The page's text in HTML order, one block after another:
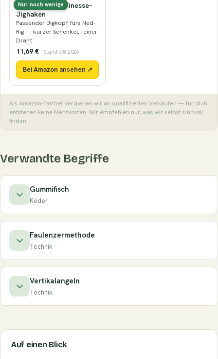
Nur noch wenige
Nays ND Head Finesse-
Jighaken
Passender Jigkopf fürs Ned-
Rig — kurzer Schenkel, feiner
Draht.
11,69 € · Stand 6.8.2026
Bei Amazon ansehen ↗
Als Amazon-Partner verdienen wir an qualifizierten Verkäufen — für dich
entstehen keine Mehrkosten. Wir empfehlen nur, was wir selbst sinnvoll
finden.
Verwandte Begriffe
Gummifisch
Köder
Faulenzermethode
Technik
Vertikalangeln
Technik
Auf einen Blick